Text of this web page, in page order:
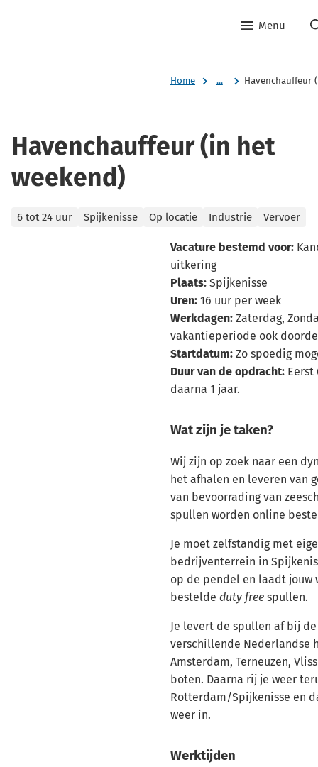
Menu
Home ... Havenchauffeur
Havenchauffeur (in het
weekend)
6 tot 24 uur Spijkenisse Op locatie Industrie Vervoer
Vacature bestemd voor:
uitkering
Plaats: Spijkenisse
Uren: 16 uur per week
Werkdagen: Zaterdag,
vakantieperiode ook
Startdatum: Zo spoedig
Duur van de opdracht: Eerst
daarna 1 jaar.
Wat zijn je taken?
Wij zijn op zoek naar een
het afhalen en leveren van
van bevoorrading van
spullen worden online
Je moet zelfstandig met
bedrijventerrein in
op de pendel en laadt jouw
bestelde duty free spullen.
Je levert de spullen af bij
verschillende Nederlandse
Amsterdam, Terneuzen,
boten. Daarna rij je weer
Rotterdam/Spijkenisse en
weer in.
Werktijden